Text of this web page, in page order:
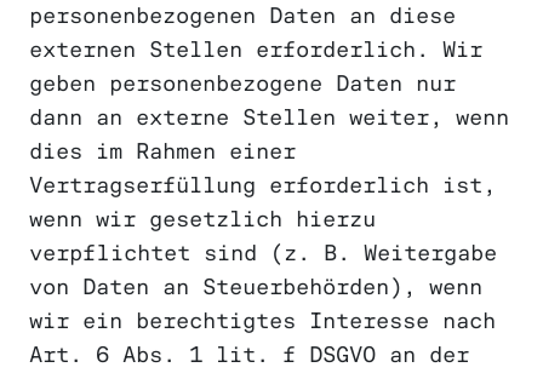
personenbezogenen Daten an diese
externen Stellen erforderlich. Wir
geben personenbezogene Daten nur
dann an externe Stellen weiter, wenn
dies im Rahmen einer
Vertragserfüllung erforderlich ist,
wenn wir gesetzlich hierzu
verpflichtet sind (z. B. Weitergabe
von Daten an Steuerbehörden), wenn
wir ein berechtigtes Interesse nach
Art. 6 Abs. 1 lit. f DSGVO an der